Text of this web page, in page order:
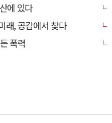
에 있다
래, 공감에서 찾다
폭력